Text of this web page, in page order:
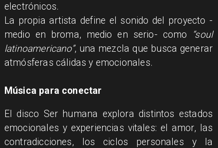
electrónicos.
La propia artista define el sonido del proyecto -
medio en broma, medio en serio- como
“soul
latinoamericano”, una mezcla que busca generar
atmósferas cálidas y emocionales.
Música para conectar
El disco Ser humana explora distintos estados
emocionales y experiencias vitales: el amor, las
contradicciones, los ciclos personales y la